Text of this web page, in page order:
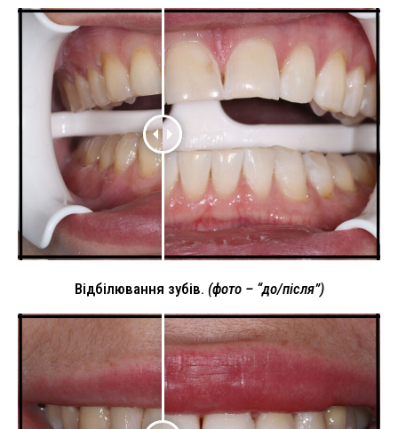
Відбілювання зубів. (фото – “до/після”)